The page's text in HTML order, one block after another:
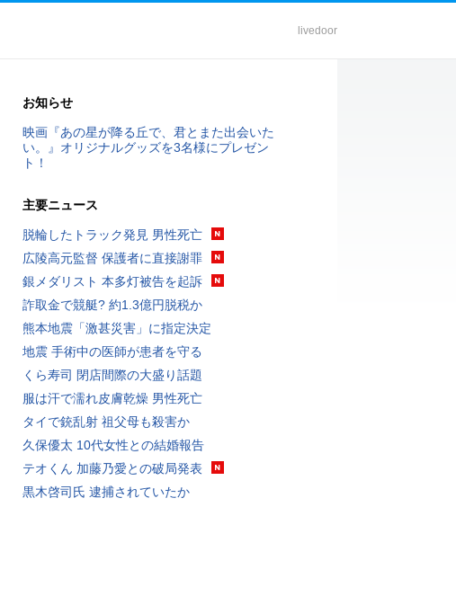
livedoor
お知らせ
映画『あの星が降る丘で、君とまた出会いた
い。』オリジナルグッズを3名様にプレゼン
ト！
主要ニュース
脱輪したトラック発見 男性死亡
広陵高元監督 保護者に直接謝罪
銀メダリスト 本多灯被告を起訴
詐取金で競艇? 約1.3億円脱税か
熊本地震「激甚災害」に指定決定
地震 手術中の医師が患者を守る
くら寿司 閉店間際の大盛り話題
服は汗で濡れ皮膚乾燥 男性死亡
タイで銃乱射 祖父母も殺害か
久保優太 10代女性との結婚報告
テオくん 加藤乃愛との破局発表
黒木啓司氏 逮捕されていたか